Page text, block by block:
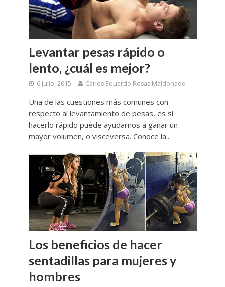
Levantar pesas rápido o
lento, ¿cuál es mejor?
6 julio, 2015 Carlos Eduardo Rosas Maldonado
Una de las cuestiones más comunes con
respecto al levantamiento de pesas, es si
hacerlo rápido puede ayudarnos a ganar un
mayor volumen, o visceversa. Conoce la...
Los beneficios de hacer
sentadillas para mujeres y
hombres